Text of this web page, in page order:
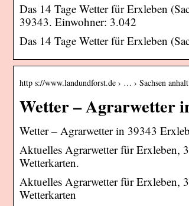
Das 14 Tage Wetter für Erxleben
39343. Einwohner: 3.042
Das 14 Tage Wetter für Erxleben
http s://www.landundforst.de › … › Sachsen anhalt
Wetter – Agrarwetter
Wetter – Agrarwetter in 39343
Aktuelles Agrarwetter für Erxleben,
Wetterkarten.
Aktuelles Agrarwetter für Erxleben,
Wetterkarten